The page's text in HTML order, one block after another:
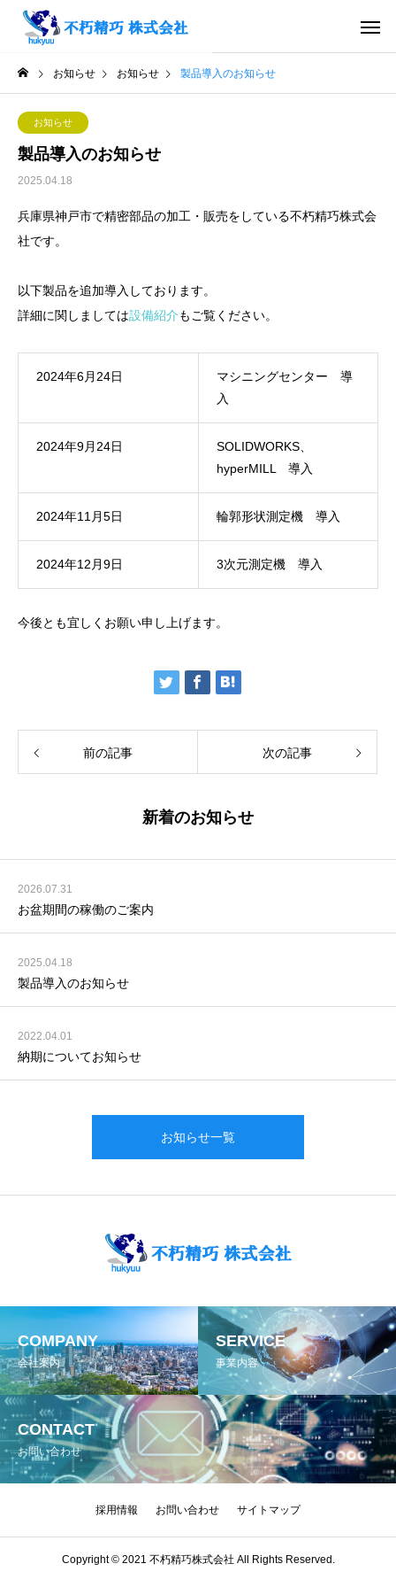
お知らせ お知らせ 製品導入のお知らせ
お知らせ
製品導入のお知らせ
2025.04.18
兵庫県神戸市で精密部品の加工・販売をしている不朽精巧株式会
社です。
以下製品を追加導入しております。
詳細に関しましては設備紹介もご覧ください。
2024年6月24日
マシニングセンター 導
入
2024年9月24日
SOLIDWORKS、
hyperMILL 導入
2024年11月5日 輪郭形状測定機 導入
2024年12月9日 3次元測定機 導入
今後とも宜しくお願い申し上げます。
前の記事 次の記事
新着のお知らせ
2026.07.31
お盆期間の稼働のご案内
2025.04.18
製品導入のお知らせ
2022.04.01
納期についてお知らせ
お知らせ一覧
COMPANY
会社案内
SERVICE
事業内容
CONTACT
お問い合わせ
採用情報 お問い合わせ サイトマップ
Copyright © 2021 不朽精巧株式会社 All Rights Reserved.